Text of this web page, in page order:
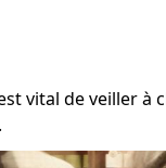
vital de veiller